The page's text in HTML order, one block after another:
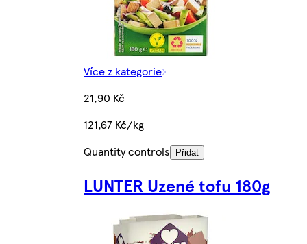
Více z kategorie
21,90 Kč
121,67 Kč/kg
Quantity controls
Přidat
LUNTER Uzené tofu 180g